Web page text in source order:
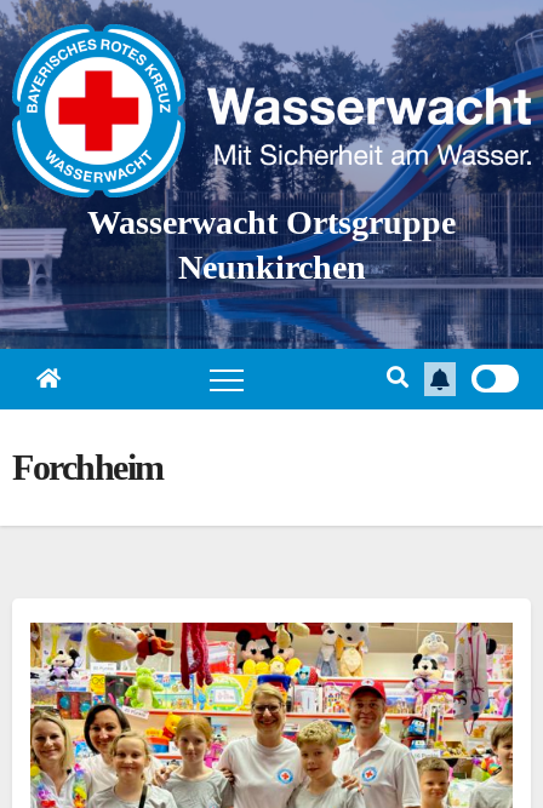
Skip
to
content
Wasserwacht Ortsgruppe
Neunkirchen
Forchheim